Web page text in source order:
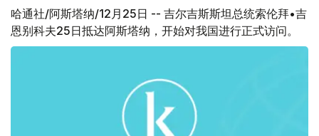
哈通社/阿斯塔纳/12月25日 -- 吉尔吉斯斯坦总统索伦拜•吉
恩别科夫25日抵达阿斯塔纳，开始对我国进行正式访问。